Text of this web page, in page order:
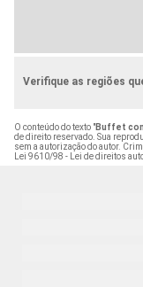
Verifique as regiões
O conteúdo do texto "Buffet
de direito reservado. Sua
sem a autorização do autor.
Lei 9610/98 - Lei de direitos